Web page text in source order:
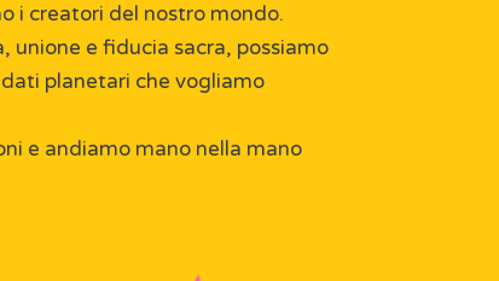
i creatori del nostro mondo.
unione e fiducia sacra, possiamo
dati planetari che vogliamo
e andiamo mano nella mano